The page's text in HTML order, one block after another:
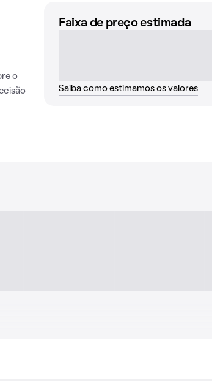
o
Faixa de preço estimada
Saiba como estimamos os valores